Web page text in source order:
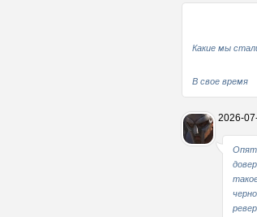
Какие мы
В свое время
2026-